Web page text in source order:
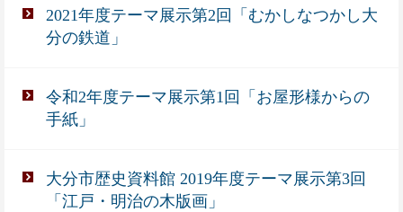
2021年度テーマ展示第2回「むかしなつかし大
分の鉄道」
令和2年度テーマ展示第1回「お屋形様からの
手紙」
大分市歴史資料館 2019年度テーマ展示第3回
「江戸・明治の木版画」